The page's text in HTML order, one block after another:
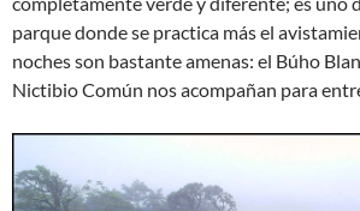
parque donde se practica más el
noches son bastante amenas: el Búho
Nictibio Común nos acompañan para